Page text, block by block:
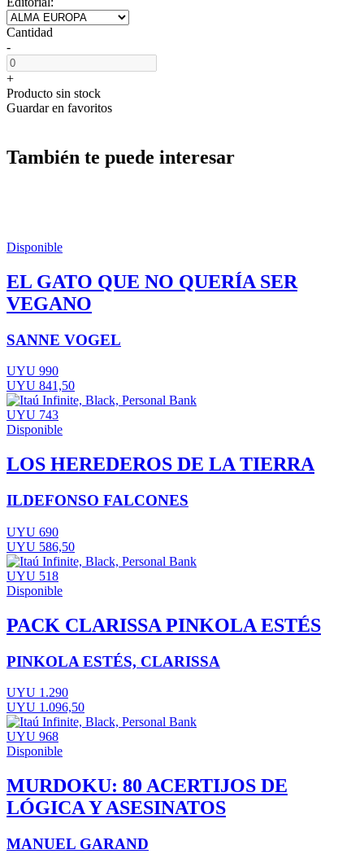
Cantidad
-
+
Producto sin stock
Guardar en favoritos
También te puede interesar
Disponible
EL GATO QUE NO QUERÍA SER
VEGANO
SANNE VOGEL
UYU 990
UYU 841,50
UYU 743
Disponible
LOS HEREDEROS DE LA TIERRA
ILDEFONSO FALCONES
UYU 690
UYU 586,50
UYU 518
Disponible
PACK CLARISSA PINKOLA ESTÉS
PINKOLA ESTÉS, CLARISSA
UYU 1.290
UYU 1.096,50
UYU 968
Disponible
MURDOKU: 80 ACERTIJOS DE
LÓGICA Y ASESINATOS
MANUEL GARAND